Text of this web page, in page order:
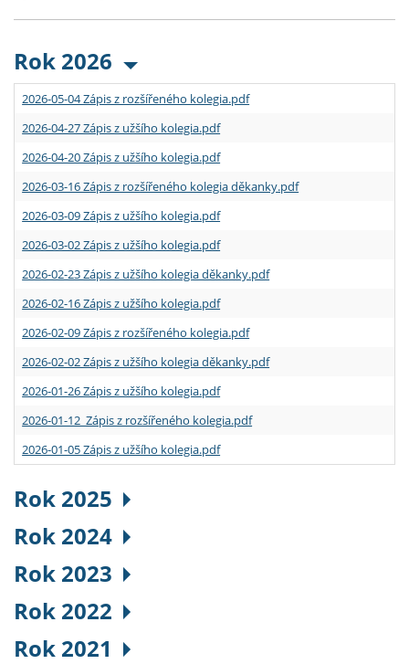
Rok 2026
2026-05-04 Zápis z rozšířeného kolegia.pdf
2026-04-27 Zápis z užšího kolegia.pdf
2026-04-20 Zápis z užšího kolegia.pdf
2026-03-16 Zápis z rozšířeného kolegia děkanky.pdf
2026-03-09 Zápis z užšího kolegia.pdf
2026-03-02 Zápis z užšího kolegia.pdf
2026-02-23 Zápis z užšího kolegia děkanky.pdf
2026-02-16 Zápis z užšího kolegia.pdf
2026-02-09 Zápis z rozšířeného kolegia.pdf
2026-02-02 Zápis z užšího kolegia děkanky.pdf
2026-01-26 Zápis z užšího kolegia.pdf
2026-01-12 Zápis z rozšířeného kolegia.pdf
2026-01-05 Zápis z užšího kolegia.pdf
Rok 2025
Rok 2024
Rok 2023
Rok 2022
Rok 2021